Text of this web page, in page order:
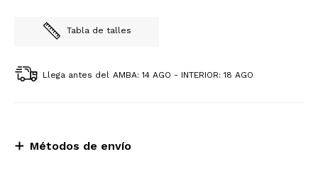
Tabla de talles
Llega antes del AMBA: 14 AGO - INTERIOR: 18 AGO
Métodos de envío